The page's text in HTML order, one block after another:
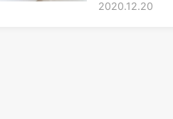
2020.12.20